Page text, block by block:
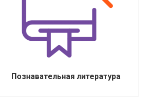
Познавательная литература